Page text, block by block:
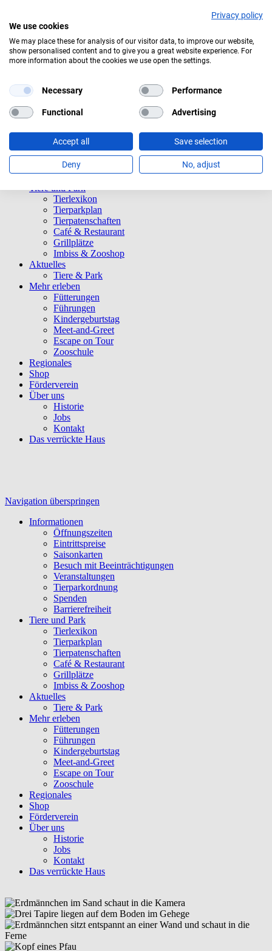
Himmel
Informationen
Eintrittspreise
Besuch mit Beeinträchtigungen
Veranstaltungen
Tierparkordnung
Spenden
Barrierefreiheit
Tiere und Park
Tierlexikon
Tierparkplan
Tierpatenschaften
Café & Restaurant
Grillplätze
Imbiss & Zooshop
Aktuelles
Tiere & Park
Mehr erleben
Fütterungen
Führungen
Kindergeburtstag
Meet-and-Greet
Escape on Tour
Zooschule
Regionales
Shop
Förderverein
Über uns
Historie
Jobs
Kontakt
Das verrückte Haus
Navigation überspringen
Informationen
Öffnungszeiten
Eintrittspreise
Saisonkarten
Besuch mit Beeinträchtigungen
Veranstaltungen
Tierparkordnung
Spenden
Barrierefreiheit
Tiere und Park
Tierlexikon
Tierparkplan
Tierpatenschaften
Café & Restaurant
Grillplätze
Imbiss & Zooshop
Aktuelles
Tiere & Park
Mehr erleben
Fütterungen
Führungen
Kindergeburtstag
Meet-and-Greet
Escape on Tour
Zooschule
Regionales
Shop
Förderverein
Über uns
Historie
Jobs
Kontakt
Das verrückte Haus
Privacy policy
We use cookies
We may place these for analysis of our visitor data, to improve our website,
show personalised content and to give you a great website experience. For
more information about the cookies we use open the settings.
Necessary Performance
Functional Advertising
Accept all Save selection
Deny No, adjust